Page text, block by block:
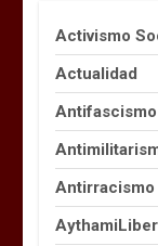
Activismo
Actualidad
Antifascismo
Antirracismo